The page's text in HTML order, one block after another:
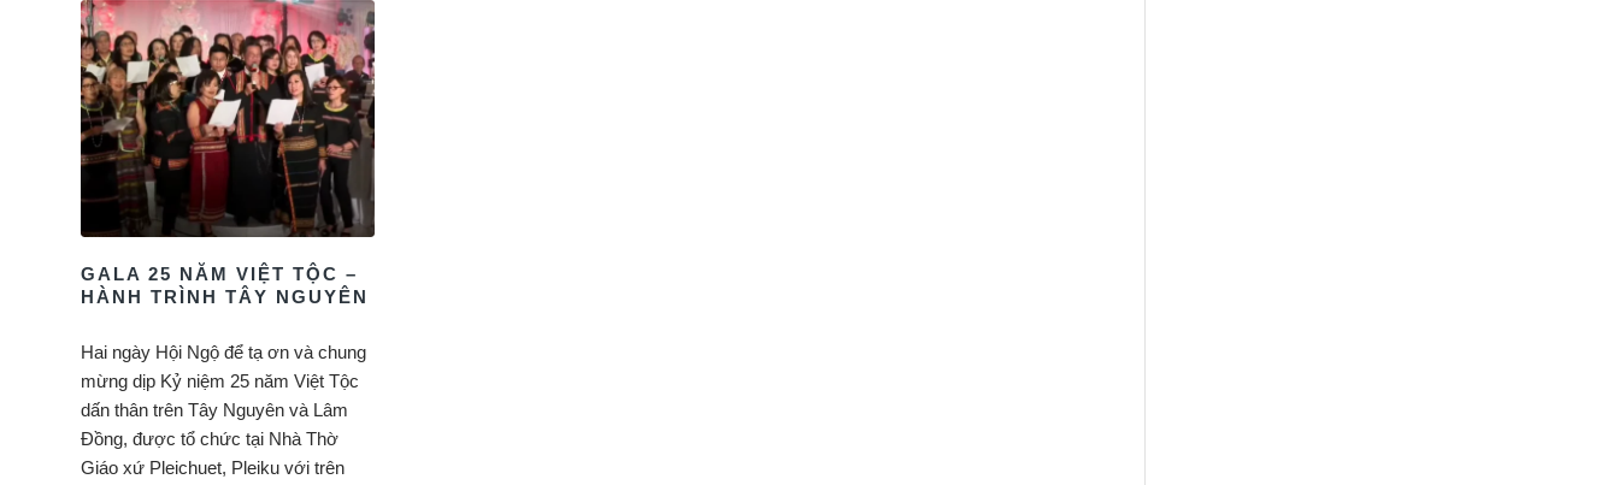
GALA 25 NĂM VIỆT TỘC –
HÀNH TRÌNH TÂY NGUYÊN
Hai ngày Hội Ngộ để tạ ơn và chung
mừng dịp Kỷ niệm 25 năm Việt Tộc
dấn thân trên Tây Nguyên và Lâm
Đồng, được tổ chức tại Nhà Thờ
Giáo xứ Pleichuet, Pleiku với trên